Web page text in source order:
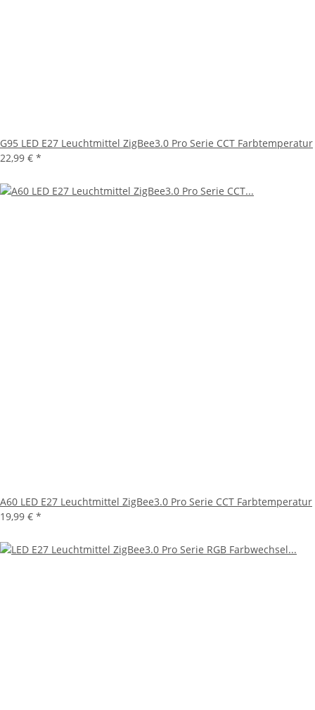
G95 LED E27 Leuchtmittel ZigBee3.0 Pro Serie CCT Farbtemperatur
22,99 € *
A60 LED E27 Leuchtmittel ZigBee3.0 Pro Serie CCT Farbtemperatur
19,99 € *